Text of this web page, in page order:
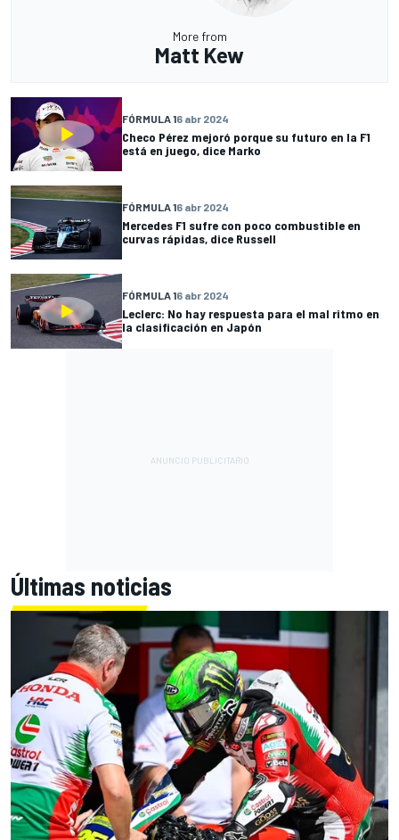
More from
Matt Kew
FÓRMULA 16 abr 2024
Checo Pérez mejoró porque su futuro en la F1
está en juego, dice Marko
FÓRMULA 16 abr 2024
Mercedes F1 sufre con poco combustible en
curvas rápidas, dice Russell
FÓRMULA 16 abr 2024
Leclerc: No hay respuesta para el mal ritmo en
la clasificación en Japón
Últimas noticias